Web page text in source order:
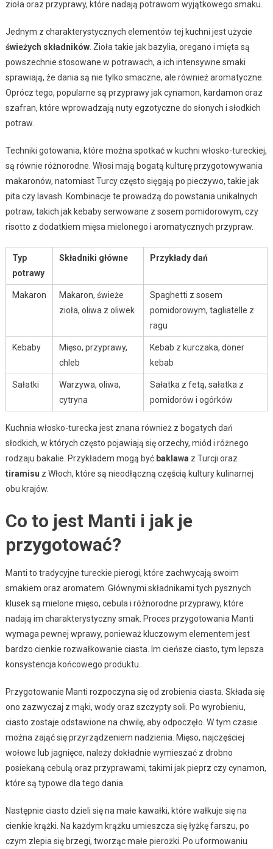
zioła oraz przyprawy, które nadają potrawom wyjątkowego smaku.
Jednym z charakterystycznych elementów tej kuchni jest użycie
świeżych składników. Zioła takie jak bazylia, oregano i mięta są
powszechnie stosowane w potrawach, a ich intensywne smaki
sprawiają, że dania są nie tylko smaczne, ale również aromatyczne.
Oprócz tego, popularne są przyprawy jak cynamon, kardamon oraz
szafran, które wprowadzają nuty egzotyczne do słonych i słodkich
potraw.
Techniki gotowania, które można spotkać w kuchni włosko-tureckiej,
są równie różnorodne. Włosi mają bogatą kulturę przygotowywania
makaronów, natomiast Turcy często sięgają po pieczywo, takie jak
pita czy lavash. Kombinacje te prowadzą do powstania unikalnych
potraw, takich jak kebaby serwowane z sosem pomidorowym, czy
risotto z dodatkiem mięsa mielonego i aromatycznych przypraw.
Typ
potrawy
Składniki główne Przykłady dań
Makaron
Makaron, świeże
zioła, oliwa z oliwek
Spaghetti z sosem
pomidorowym, tagliatelle z
ragu
Kebaby
Mięso, przyprawy,
chleb
Kebab z kurczaka, döner
kebab
Sałatki
Warzywa, oliwa,
cytryna
Sałatka z fetą, sałatka z
pomidorów i ogórków
Kuchnia włosko-turecka jest znana również z bogatych dań
słodkich, w których często pojawiają się orzechy, miód i różnego
rodzaju bakalie. Przykładem mogą być baklawa z Turcji oraz
tiramisu z Włoch, które są nieodłączną częścią kultury kulinarnej
obu krajów.
Co to jest Manti i jak je
przygotować?
Manti to tradycyjne tureckie pierogi, które zachwycają swoim
smakiem oraz aromatem. Głównymi składnikami tych pysznych
klusek są mielone mięso, cebula i różnorodne przyprawy, które
nadają im charakterystyczny smak. Proces przygotowania Manti
wymaga pewnej wprawy, ponieważ kluczowym elementem jest
bardzo cienkie rozwałkowanie ciasta. Im cieńsze ciasto, tym lepsza
konsystencja końcowego produktu.
Przygotowanie Manti rozpoczyna się od zrobienia ciasta. Składa się
ono zazwyczaj z mąki, wody oraz szczypty soli. Po wyrobieniu,
ciasto zostaje odstawione na chwilę, aby odpoczęło. W tym czasie
można zająć się przyrządzeniem nadzienia. Mięso, najczęściej
wołowe lub jagnięce, należy dokładnie wymieszać z drobno
posiekaną cebulą oraz przyprawami, takimi jak pieprz czy cynamon,
które są typowe dla tego dania.
Następnie ciasto dzieli się na małe kawałki, które wałkuje się na
cienkie krążki. Na każdym krążku umieszcza się łyżkę farszu, po
czym zlepia się brzegi, tworząc małe pierożki. Po uformowaniu